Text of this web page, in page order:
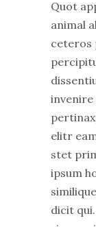
Quot
animal
ceteros
elitr
stet
ipsum
dicit